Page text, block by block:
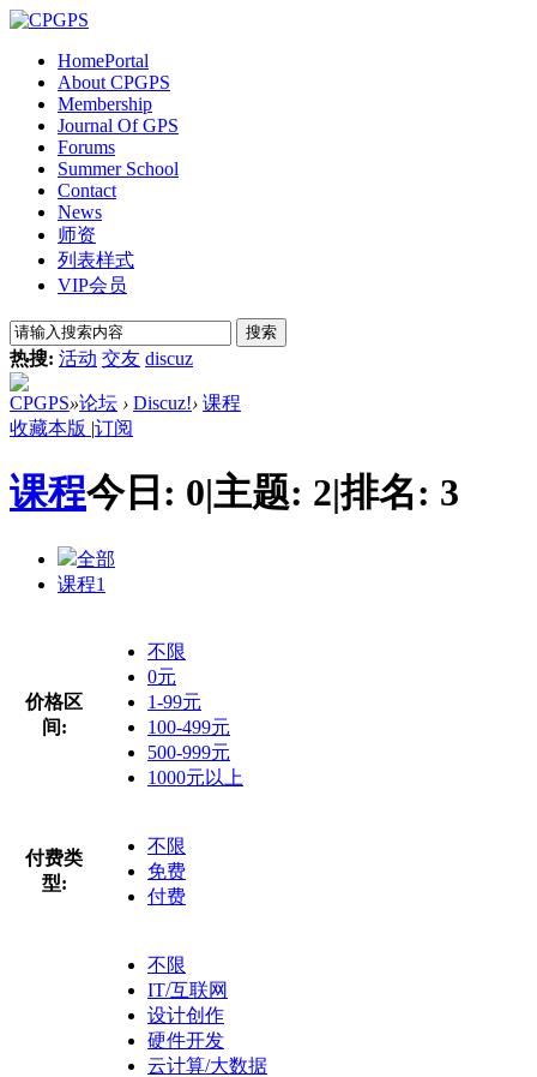
HomePortal
About CPGPS
Membership
Journal Of GPS
Forums
Summer School
Contact
News
师资
列表样式
VIP会员
搜索
热搜: 活动 交友 discuz
CPGPS»论坛 › Discuz!› 课程
收藏本版 |订阅
课程今日: 0|主题: 2|排名: 3
全部
课程1
价格区
间:
不限
0元
1-99元
100-499元
500-999元
1000元以上
付费类
型:
不限
免费
付费
不限
IT/互联网
设计创作
硬件开发
云计算/大数据